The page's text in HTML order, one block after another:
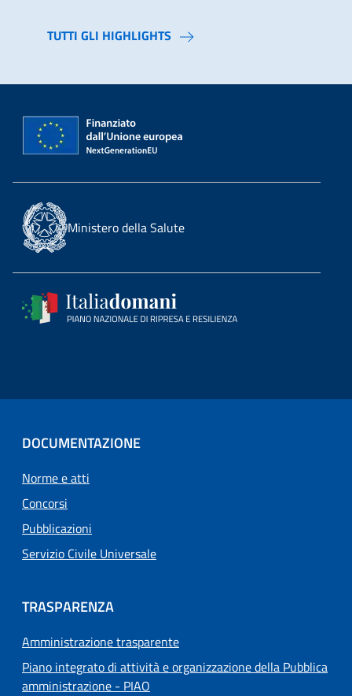
TUTTI GLI HIGHLIGHTS
Ministero della Salute
DOCUMENTAZIONE
Norme e atti
Concorsi
Pubblicazioni
Servizio Civile Universale
TRASPARENZA
Amministrazione trasparente
Piano integrato di attività e organizzazione della Pubblica
amministrazione - PIAO